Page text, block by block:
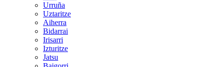
Urruña
Uztaritze
Aiherra
Bidarrai
Irisarri
Izturitze
Jatsu